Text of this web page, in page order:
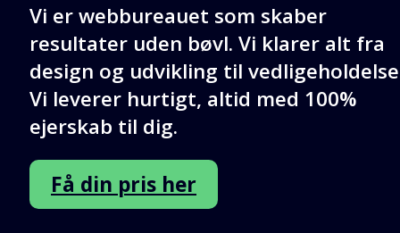
Vi er webbureauet som skaber
resultater uden bøvl. Vi klarer alt fra
design og udvikling til
Vi leverer hurtigt, altid med 100%
ejerskab til dig.
Få din pris her